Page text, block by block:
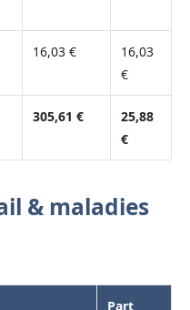
16,03 €
16,03
€
305,61 €
25,88
€
& maladies
Part